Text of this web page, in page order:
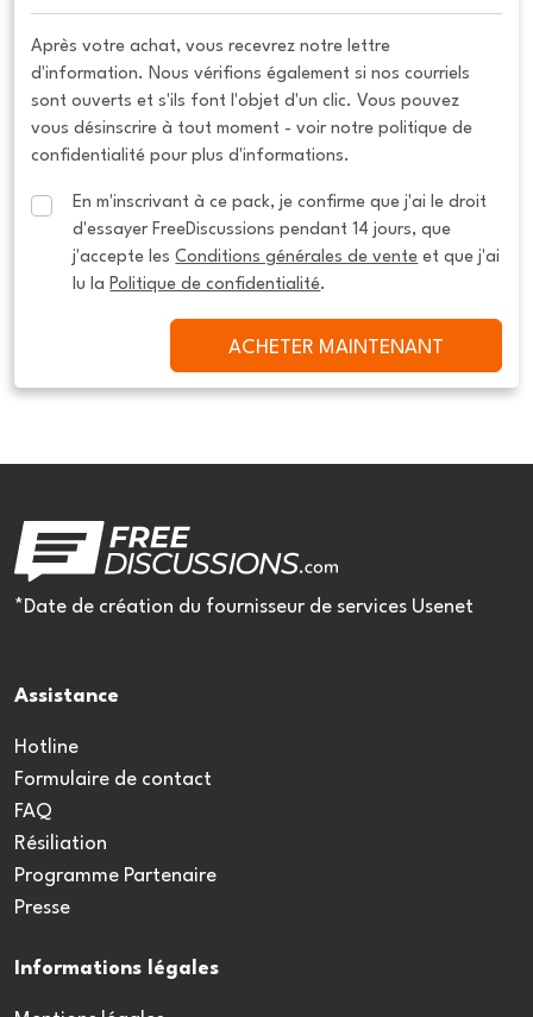
Après votre achat, vous recevrez notre lettre
d'information. Nous vérifions également si nos courriels
sont ouverts et s'ils font l'objet d'un clic. Vous pouvez
vous désinscrire à tout moment - voir notre politique de
confidentialité pour plus d'informations.
En m'inscrivant à ce pack, je confirme que j'ai le droit
d'essayer FreeDiscussions pendant 14 jours, que
j'accepte les Conditions générales de vente et que j'ai
lu la Politique de confidentialité.
ACHETER MAINTENANT
*Date de création du fournisseur de services Usenet
Assistance
Hotline
Formulaire de contact
FAQ
Résiliation
Programme Partenaire
Presse
Informations légales